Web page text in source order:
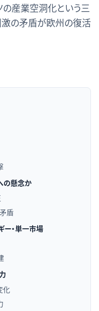
の産業空洞化という三
の矛盾が欧州の復活
の懸念か
盾
ー・単一市場
化